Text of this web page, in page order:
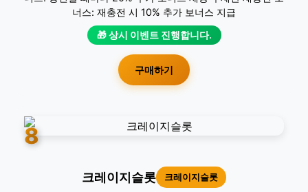
너스: 재충전 시 10% 추가 보너스 지급
🎁 상시 이벤트 진행합니다.
구매하기
8
크레이지슬롯 크레이지슬롯